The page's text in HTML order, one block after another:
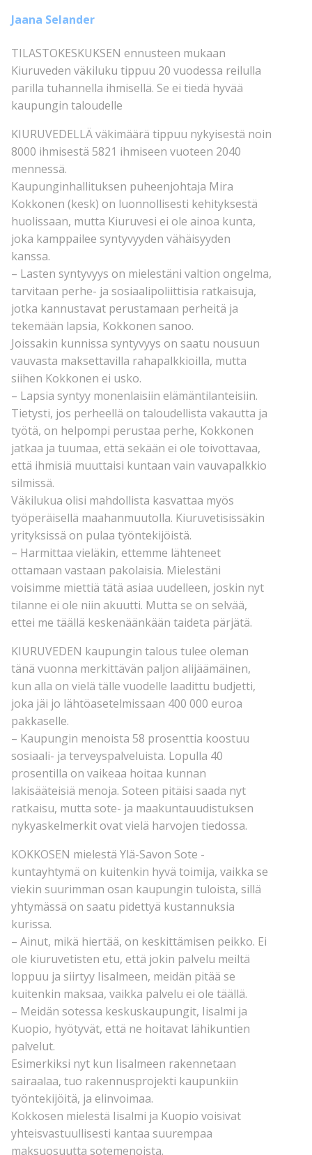
Jaana Selander
TILASTOKESKUKSEN ennusteen mukaan
Kiuruveden väkiluku tippuu 20 vuodessa reilulla
parilla tuhannella ihmisellä. Se ei tiedä hyvää
kaupungin taloudelle
KIURUVEDELLÄ väkimäärä tippuu nykyisestä noin
8000 ihmisestä 5821 ihmiseen vuoteen 2040
mennessä.
Kaupunginhallituksen puheenjohtaja Mira
Kokkonen (kesk) on luonnollisesti kehityksestä
huolissaan, mutta Kiuruvesi ei ole ainoa kunta,
joka kamppailee syntyvyyden vähäisyyden
kanssa.
– Lasten syntyvyys on mielestäni valtion ongelma,
tarvitaan perhe- ja sosiaalipoliittisia ratkaisuja,
jotka kannustavat perustamaan perheitä ja
tekemään lapsia, Kokkonen sanoo.
Joissakin kunnissa syntyvyys on saatu nousuun
vauvasta maksettavilla rahapalkkioilla, mutta
siihen Kokkonen ei usko.
– Lapsia syntyy monenlaisiin elämäntilanteisiin.
Tietysti, jos perheellä on taloudellista vakautta ja
työtä, on helpompi perustaa perhe, Kokkonen
jatkaa ja tuumaa, että sekään ei ole toivottavaa,
että ihmisiä muuttaisi kuntaan vain vauvapalkkio
silmissä.
Väkilukua olisi mahdollista kasvattaa myös
työperäisellä maahanmuutolla. Kiuruvetisissäkin
yrityksissä on pulaa työntekijöistä.
– Harmittaa vieläkin, ettemme lähteneet
ottamaan vastaan pakolaisia. Mielestäni
voisimme miettiä tätä asiaa uudelleen, joskin nyt
tilanne ei ole niin akuutti. Mutta se on selvää,
ettei me täällä keskenäänkään taideta pärjätä.
KIURUVEDEN kaupungin talous tulee oleman
tänä vuonna merkittävän paljon alijäämäinen,
kun alla on vielä tälle vuodelle laadittu budjetti,
joka jäi jo lähtöasetelmissaan 400 000 euroa
pakkaselle.
– Kaupungin menoista 58 prosenttia koostuu
sosiaali- ja terveyspalveluista. Lopulla 40
prosentilla on vaikeaa hoitaa kunnan
lakisääteisiä menoja. Soteen pitäisi saada nyt
ratkaisu, mutta sote- ja maakuntauudistuksen
nykyaskelmerkit ovat vielä harvojen tiedossa.
KOKKOSEN mielestä Ylä-Savon Sote -
kuntayhtymä on kuitenkin hyvä toimija, vaikka se
viekin suurimman osan kaupungin tuloista, sillä
yhtymässä on saatu pidettyä kustannuksia
kurissa.
– Ainut, mikä hiertää, on keskittämisen peikko. Ei
ole kiuruvetisten etu, että jokin palvelu meiltä
loppuu ja siirtyy Iisalmeen, meidän pitää se
kuitenkin maksaa, vaikka palvelu ei ole täällä.
– Meidän sotessa keskuskaupungit, Iisalmi ja
Kuopio, hyötyvät, että ne hoitavat lähikuntien
palvelut.
Esimerkiksi nyt kun Iisalmeen rakennetaan
sairaalaa, tuo rakennusprojekti kaupunkiin
työntekijöitä, ja elinvoimaa.
Kokkosen mielestä Iisalmi ja Kuopio voisivat
yhteisvastuullisesti kantaa suurempaa
maksuosuutta sotemenoista.